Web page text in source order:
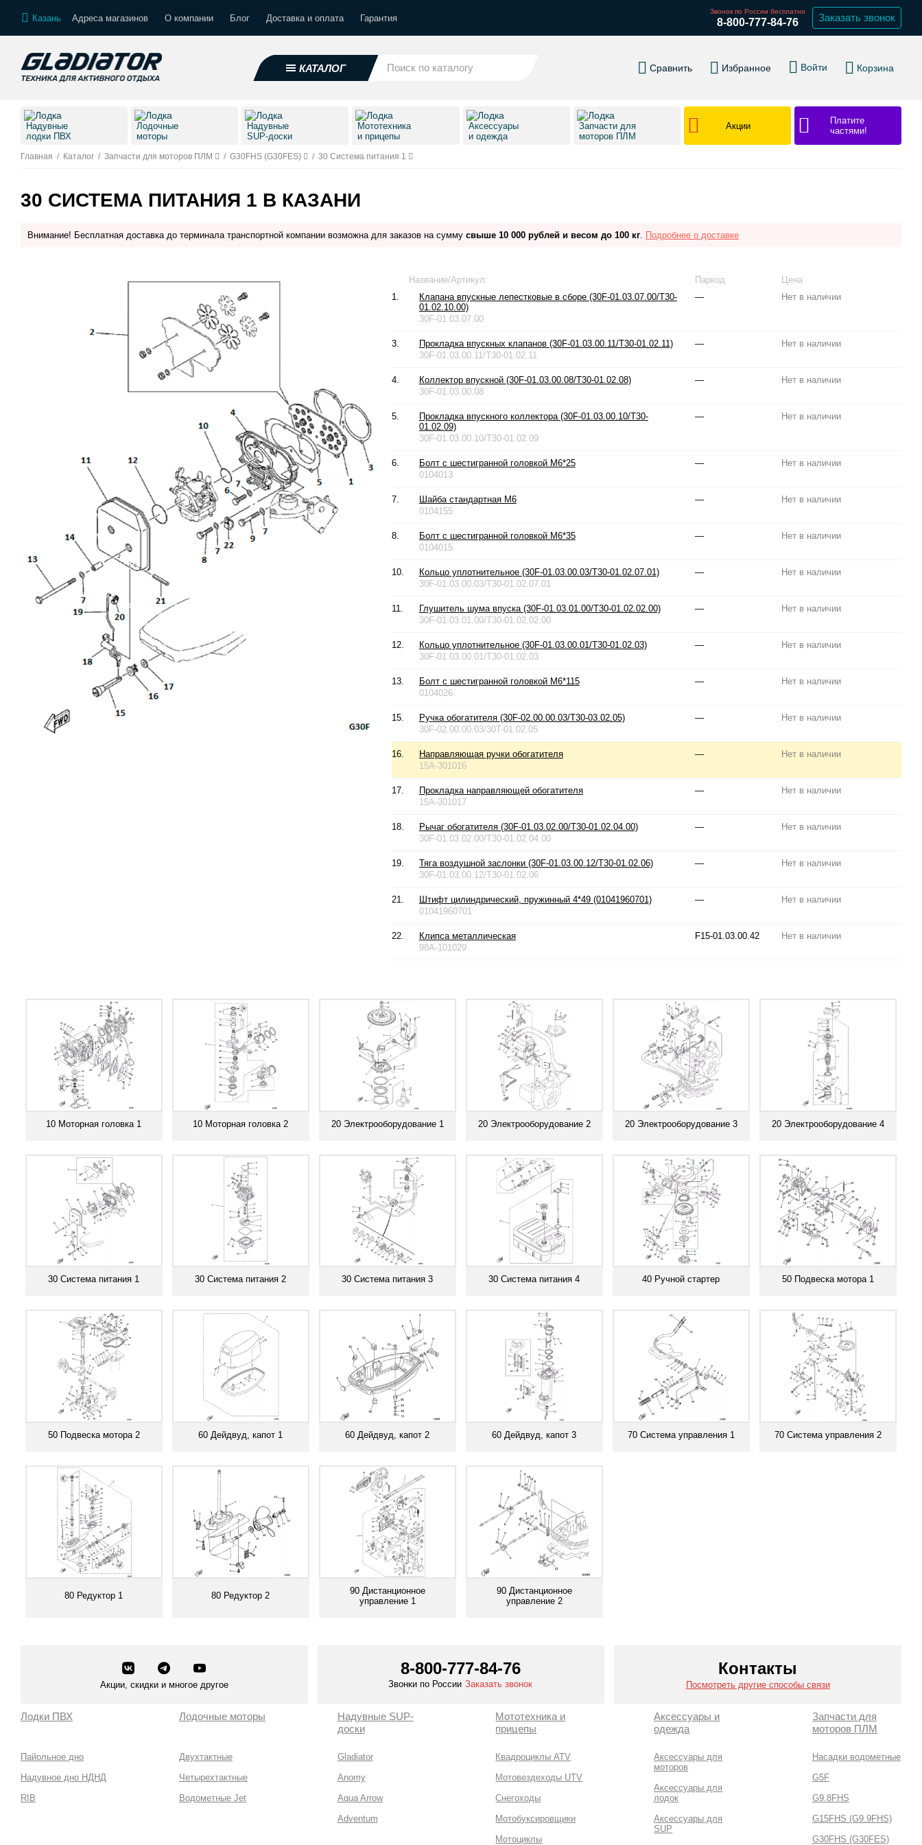
Казань Адреса магазинов О компании Блог Доставка и оплата Гарантия
Звонок по России бесплатно
8-800-777-84-76 Заказать звонок
КАТАЛОГ Сравнить Избранное Войти Корзина
Надувные
лодки ПВХ
Лодочные
моторы
Надувные
SUP-доски
Мототехника
и прицепы
Аксессуары
и одежда
Запчасти для
моторов ПЛМ
Акции
Платите
частями!
Главная / Каталог / Запчасти для моторов ПЛМ / G30FHS (G30FES) / 30 Система питания 1
30 СИСТЕМА ПИТАНИЯ 1 В КАЗАНИ
Внимание! Бесплатная доставка до терминала транспортной компании возможна для заказов на сумму свыше 10 000 рублей и весом до 100 кг. Подробнее о доставке
Название/Артикул: Паркод
Цена
1.
Клапана впускные лепестковые в сборе (30F-01.03.07.00/T30-
01.02.10.00)
30F-01.03.07.00
— Нет в наличии
3.
Прокладка впускных клапанов (30F-01.03.00.11/T30-01.02.11)
30F-01.03.00.11/T30-01.02.11
— Нет в наличии
4.
Коллектор впускной (30F-01.03.00.08/T30-01.02.08)
30F-01.03.00.08
— Нет в наличии
5.
Прокладка впускного коллектора (30F-01.03.00.10/T30-
01.02.09)
30F-01.03.00.10/T30-01.02.09
— Нет в наличии
6.
Болт с шестигранной головкой М6*25
0104013
— Нет в наличии
7.
Шайба стандартная М6
0104155
— Нет в наличии
8.
Болт с шестигранной головкой М6*35
0104015
— Нет в наличии
10.
Кольцо уплотнительное (30F-01.03.00.03/T30-01.02.07.01)
30F-01.03.00.03/T30-01.02.07.01
— Нет в наличии
11.
Глушитель шума впуска (30F-01.03.01.00/T30-01.02.02.00)
30F-01.03.01.00/T30-01.02.02.00
— Нет в наличии
12.
Кольцо уплотнительное (30F-01.03.00.01/T30-01.02.03)
30F-01.03.00.01/T30-01.02.03
— Нет в наличии
13.
Болт с шестигранной головкой М6*115
0104026
— Нет в наличии
15.
Ручка обогатителя (30F-02.00.00.03/T30-03.02.05)
30F-02.00.00.03/30T-01.02.05
— Нет в наличии
16.
Направляющая ручки обогатителя
15A-301016
— Нет в наличии
17.
Прокладка направляющей обогатителя
15A-301017
— Нет в наличии
18.
Рычаг обогатителя (30F-01.03.02.00/T30-01.02.04.00)
30F-01.03.02.00/T30-01.02.04.00
— Нет в наличии
19.
Тяга воздушной заслонки (30F-01.03.00.12/T30-01.02.06)
30F-01.03.00.12/T30-01.02.06
— Нет в наличии
21.
Штифт цилиндрический, пружинный 4*49 (01041960701)
01041960701
— Нет в наличии
22.
Клипса металлическая
98A-101029
F15-01.03.00.42 Нет в наличии
10 Моторная головка 1 10 Моторная головка 2 20 Электрооборудование 1 20 Электрооборудование 2 20 Электрооборудование 3 20 Электрооборудование 4
30 Система питания 1 30 Система питания 2 30 Система питания 3 30 Система питания 4 40 Ручной стартер 50 Подвеска мотора 1
50 Подвеска мотора 2 60 Дейдвуд, капот 1 60 Дейдвуд, капот 2 60 Дейдвуд, капот 3 70 Система управления 1 70 Система управления 2
80 Редуктор 1 80 Редуктор 2
90 Дистанционное
управление 1
90 Дистанционное
управление 2
Акции, скидки и многое другое
8-800-777-84-76
Звонки по России Заказать звонок
Контакты
Посмотреть другие способы связи
Лодки ПВХ
Пайольное дно
Надувное дно НДНД
RIB
Лодочные моторы
Двухтактные
Четырехтактные
Водометные Jet
Надувные SUP-
доски
Gladiator
Anomy
Aqua Arrow
Adventum
Мототехника и
прицепы
Квадроциклы ATV
Мотовездеходы UTV
Снегоходы
Мотобуксировщики
Мотоциклы
Аксессуары и
одежда
Аксессуары для
моторов
Аксессуары для
лодок
Аксессуары для
SUP
Запчасти для
моторов ПЛМ
Насадки водометные
G5F
G9.8FHS
G15FHS (G9.9FHS)
G30FHS (G30FES)